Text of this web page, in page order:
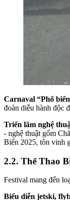
Carnaval “Phố
đoàn diễu hành độc
Triển lãm nghệ
- nghệ thuật gốm
Biển 2025, tôn vinh
2.2. Thể Thao
Festival mang đến
Biểu diễn jetski,